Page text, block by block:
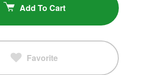
Add To Cart
Favorite